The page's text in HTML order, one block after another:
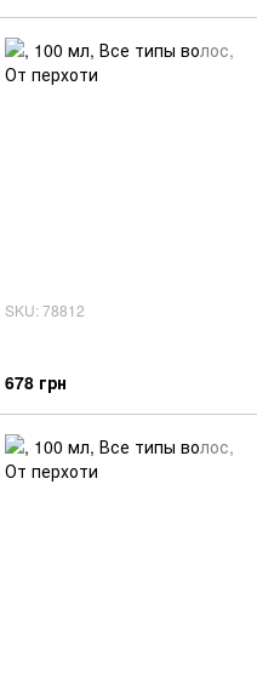
SKU: 78812
678 грн